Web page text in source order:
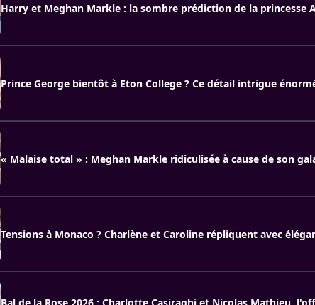
Harry et Meghan Markle : la sombre prédiction de la princesse
Prince George bientôt à Eton College ? Ce détail intrigue
« Malaise total » : Meghan Markle ridiculisée à cause de son
Tensions à Monaco ? Charlène et Caroline répliquent avec